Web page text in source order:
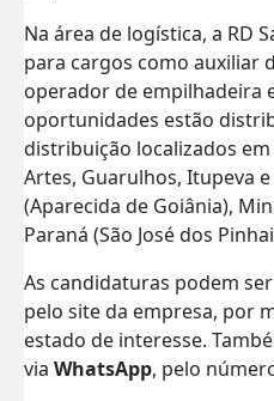
Na área de logística, a RD
para cargos como auxiliar
operador de empilhadeira
oportunidades estão
distribuição localizados em
Artes, Guarulhos, Itupeva
(Aparecida de Goiânia),
Paraná (São José dos
As candidaturas podem
pelo site da empresa, por
estado de interesse.
via WhatsApp, pelo